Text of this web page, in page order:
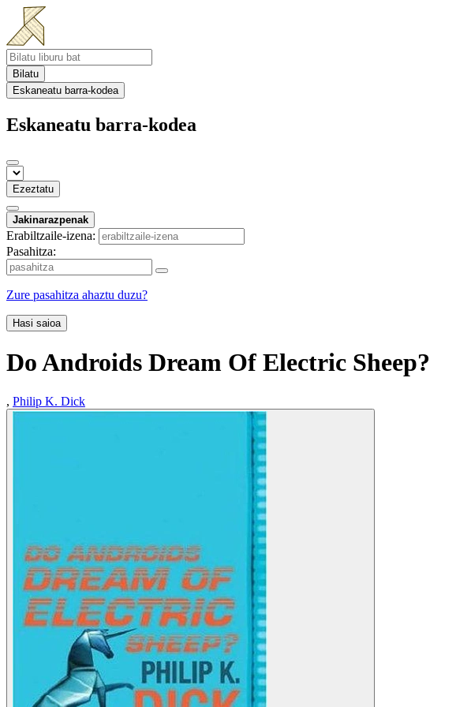
Bilatu
Eskaneatu barra-kodea
Eskaneatu barra-kodea
Ezeztatu
Jakinarazpenak
Erabiltzaile-izena:
Pasahitza:
Zure pasahitza ahaztu duzu?
Hasi saioa
Do Androids Dream Of Electric Sheep?
, Philip K. Dick